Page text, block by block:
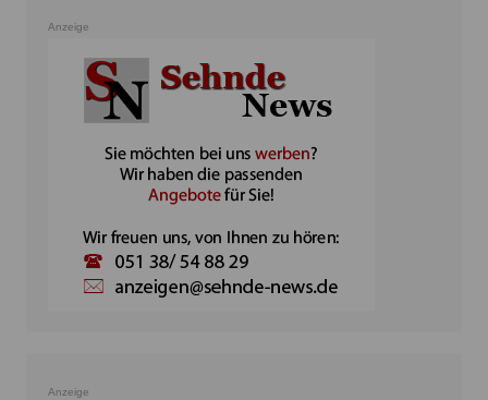
Anzeige
Anzeige